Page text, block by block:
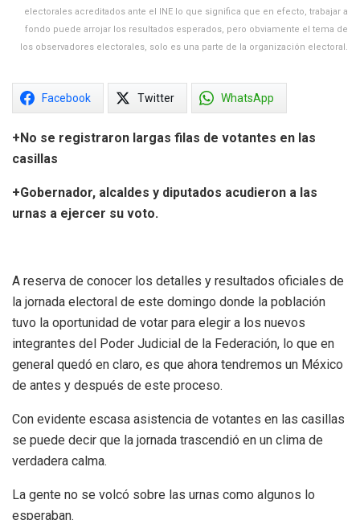
electorales acreditados ante el INE lo que significa que en efecto, trabajar a
fondo puede arrojar los resultados esperados, pero obviamente el tema de
los observadores electorales, solo es una parte de la organización electoral.
Facebook Twitter WhatsApp
+No se registraron largas filas de votantes en las
casillas
+Gobernador, alcaldes y diputados acudieron a las
urnas a ejercer su voto.
A reserva de conocer los detalles y resultados oficiales de
la jornada electoral de este domingo donde la población
tuvo la oportunidad de votar para elegir a los nuevos
integrantes del Poder Judicial de la Federación, lo que en
general quedó en claro, es que ahora tendremos un México
de antes y después de este proceso.
Con evidente escasa asistencia de votantes en las casillas
se puede decir que la jornada trascendió en un clima de
verdadera calma.
La gente no se volcó sobre las urnas como algunos lo
esperaban.